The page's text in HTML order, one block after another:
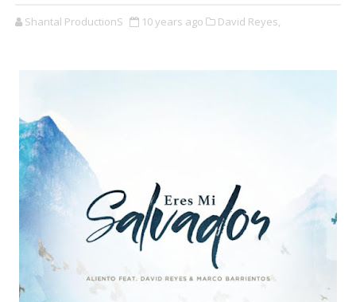
Shantal ProductionS 10 years ago David Reyes,